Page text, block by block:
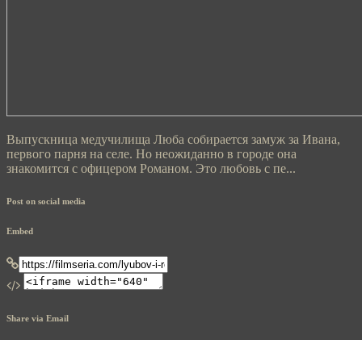
Выпускница медучилища Люба собирается замуж за Ивана,
первого парня на селе. Но неожиданно в городе она
знакомится с офицером Романом. Это любовь с пе...
Post on social media
Embed
Share via Email